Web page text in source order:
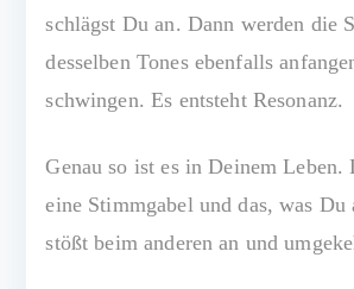
schlägst Du an. Dann werden die
desselben Tones ebenfalls
schwingen. Es entsteht Resonanz.
Genau so ist es in Deinem Leben.
eine Stimmgabel und das, was Du
stößt beim anderen an und